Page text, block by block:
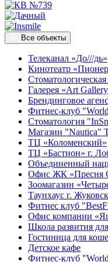
Все объекты
Телеканал «До///дь»
Кинотеатр
Галерея «Art
Брендинговое
Фитнес-клуб
Стоматология
Магазин "Nautica"
ТЦ «Коломенский»
ТЦ «Бастион» г.
Объединенный
Офис ЖК «Пресня
Зоомагазин
Таунхаус г.
Фитнес клуб
Офис компании
Школа развития
Гостиница для
Детское кафе
Фитнес-клуб